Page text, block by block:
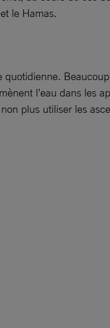
le Hamas.
l’eau dans les
plus utiliser les